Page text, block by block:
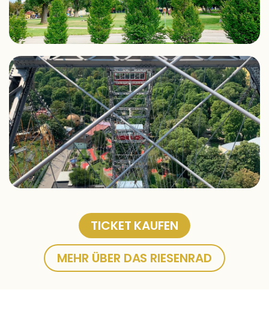
TICKET KAUFEN
MEHR ÜBER DAS RIESENRAD